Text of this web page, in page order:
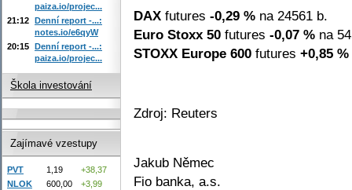
DAX futures -0,29 % na 24561 b.
Euro Stoxx 50 futures -0,07 % na
STOXX Europe 600 futures +0,85 %
Zdroj: Reuters
Jakub Němec
Fio banka, a.s.
paiza.io/projec...
21:12 Denní report -...:
notes.io/e6qyW
20:15 Denní report -...:
paiza.io/projec...
Škola investování
Zajímavé vzestupy
PVT 1,19
+38,37
NLOK
600,00
+3,99